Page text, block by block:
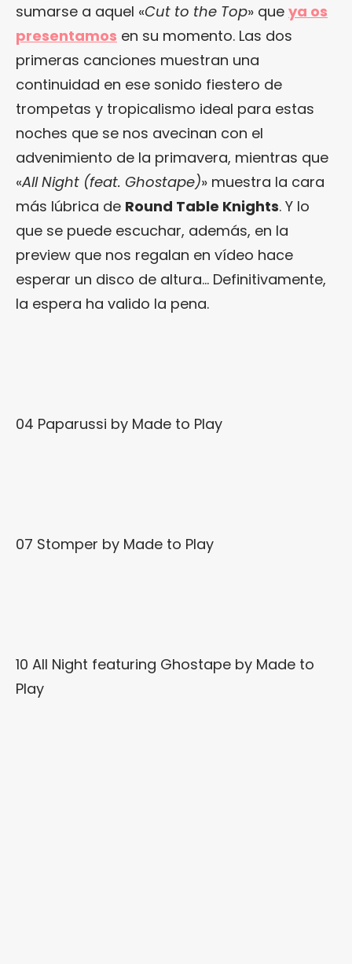
sumarse a aquel «Cut to the Top» que ya os
presentamos en su momento. Las dos
primeras canciones muestran una
continuidad en ese sonido fiestero de
trompetas y tropicalismo ideal para estas
noches que se nos avecinan con el
advenimiento de la primavera, mientras que
«All Night (feat. Ghostape)» muestra la cara
más lúbrica de Round Table Knights. Y lo
que se puede escuchar, además, en la
preview que nos regalan en vídeo hace
esperar un disco de altura… Definitivamente,
la espera ha valido la pena.
04 Paparussi by Made to Play
07 Stomper by Made to Play
10 All Night featuring Ghostape by Made to
Play